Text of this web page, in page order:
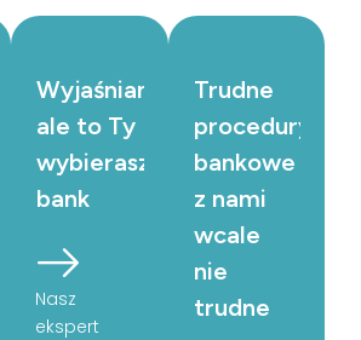
Wyjaśniamy,
ale to Ty
wybierasz
bank
Nasz
ekspert
Trudne
procedury
bankowe
z nami
wcale
nie
trudne